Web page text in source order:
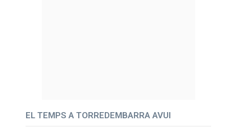
EL TEMPS A TORREDEMBARRA AVUI